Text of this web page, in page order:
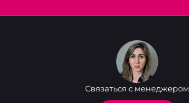
Связаться с менеджером